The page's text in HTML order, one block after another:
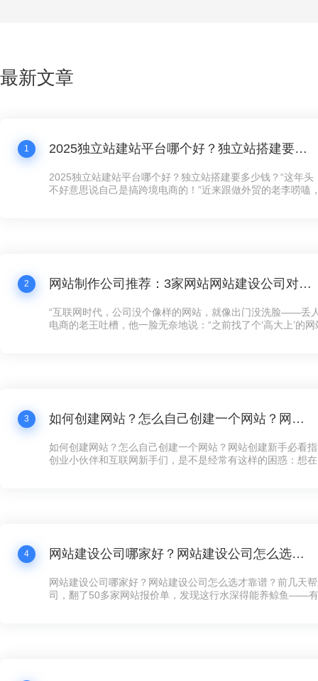
最新文章
1 2025独立站建站平台哪个好？独立站搭建要多少钱？
2025独立站建站平台哪个好？独立站搭建要多少钱？“这年头
不好意思说自己是搞跨境电商的！”近来跟做外贸的老李唠嗑
2 网站制作公司推荐：3家网站网站建设公司对比，公司网站制作需要多少钱？
“互联网时代，公司没个像样的网站，就像出门没洗脸——丢
电商的老王吐槽，他一脸无奈地说：“之前找了个‘高大上’的
3 如何创建网站？怎么自己创建一个网站？网站创建新手必看指南！
如何创建网站？怎么自己创建一个网站？网站创建新手必看
创业小伙伴和互联网新手们，是不是经常有这样的困惑：想
4 网站建设公司哪家好？网站建设公司怎么选才靠谱？
网站建设公司哪家好？网站建设公司怎么选才靠谱？前几天
司，翻了50多家网站报价单，发现这行水深得能养鲸鱼——